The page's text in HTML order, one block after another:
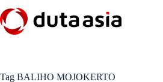
to
content
Tag BALIHO MOJOKERTO